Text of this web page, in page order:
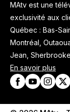
MAtv est une
exclusivité aux
Québec : Bas-
Montréal,
Jean,
En savoir plus